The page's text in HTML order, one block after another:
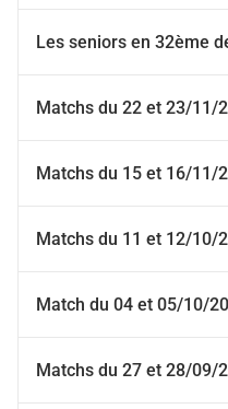
Les seniors en 32ème
Matchs du 22 et 23/11/
Matchs du 15 et 16/11/
Matchs du 11 et 12/10/
Match du 04 et 05/10/
Matchs du 27 et 28/09/